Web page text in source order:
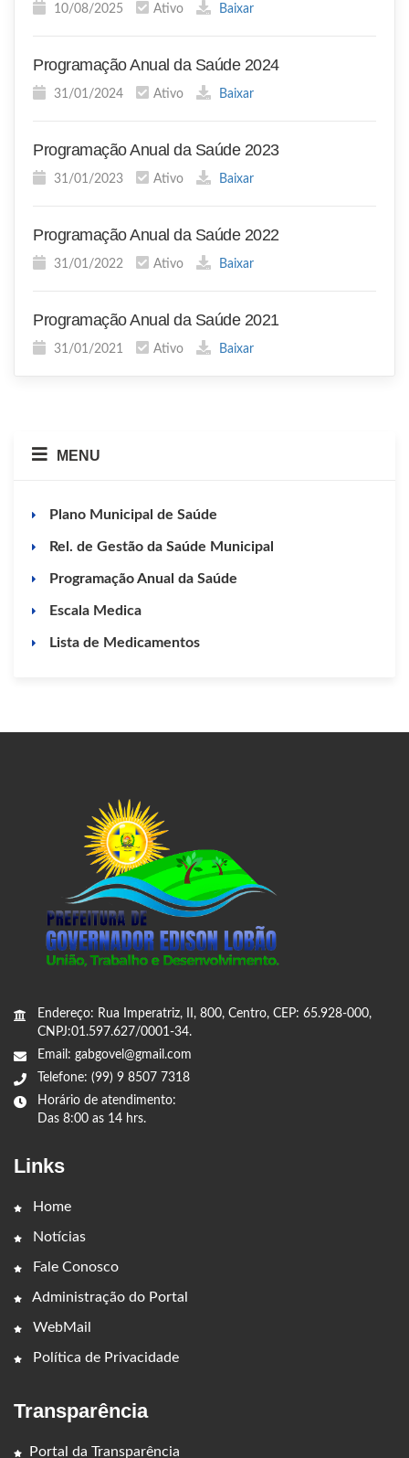
10/08/2025 Ativo Baixar
Programação Anual da Saúde 2024
31/01/2024 Ativo Baixar
Programação Anual da Saúde 2023
31/01/2023 Ativo Baixar
Programação Anual da Saúde 2022
31/01/2022 Ativo Baixar
Programação Anual da Saúde 2021
31/01/2021 Ativo Baixar
MENU
Plano Municipal de Saúde
Rel. de Gestão da Saúde Municipal
Programação Anual da Saúde
Escala Medica
Lista de Medicamentos
Endereço: Rua Imperatriz, II, 800, Centro, CEP: 65.928-000,
CNPJ:01.597.627/0001-34.
Email: gabgovel@gmail.com
Telefone: (99) 9 8507 7318
Horário de atendimento:
Das 8:00 as 14 hrs.
Links
Home
Notícias
Fale Conosco
Administração do Portal
WebMail
Política de Privacidade
Transparência
Portal da Transparência